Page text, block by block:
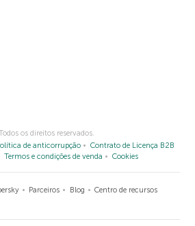
os direitos reservados.
de anticorrupção
Contrato de Licença B2B
Termos e condições de venda Cookies
Parceiros Blog
Centro de recursos